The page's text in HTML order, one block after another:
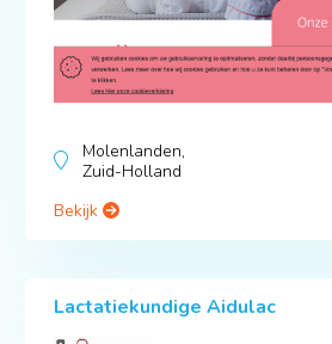
Molenlanden,
Zuid-Holland
Bekijk
Lactatiekundige Aidulac